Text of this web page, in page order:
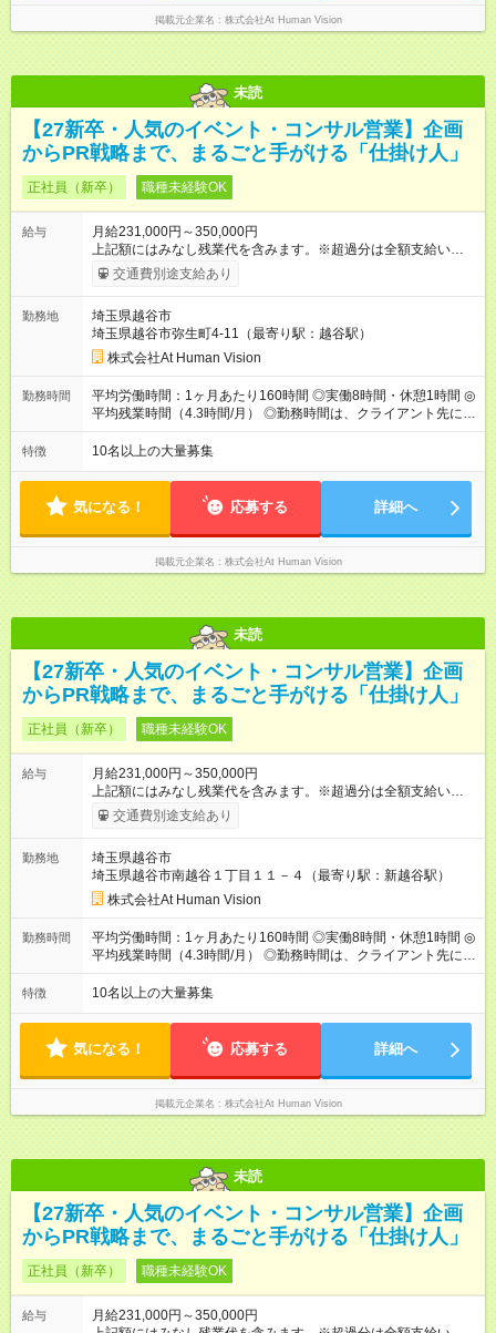
掲載元企業名 株式会社At Human Vision
未読
【27新卒・人気のイベント・コンサル営業】企画
からPR戦略まで、まるごと手がける「仕掛け人」
正社員（新卒） 職種未経験OK
給与
月給231,000円～350,000円
上記額にはみなし残業代を含みます。※超過分は全額支給いたし
ます。 みなし残業代 24,000円 ～ 37,000円／月 みなし残業時
間 15時間／月 【給与】 月給： 大卒・院卒 ：243，000
（固定残業代 24，000円） 賞与：年２回 （業績連動型） 昇
給：年２回（3月、9月) 試用期間：6ヶ月 ※上記額にはみなし残
業代（月15時間分）が含まれた 金額になります。超過分は追加
で全額支給。 【頑張りを給与・キャリアに還元します】 年に2
回⼈事評価があり等級が決まります。 等級に合わせた給与設定
のため、若い内からでも頑張り次第で給与アップが叶います。
（⽉給34～45万円）→課⻑（⽉給36～48万円）→部⻑（⽉給40
～58万円） 【試用期間】試用期間あり 試用期間の長さ：6ヶ月
※ 雇用形態と給与に、本採用時と異なる部分があります。 雇用
形態：本採用時と同じです。 給与：月給 211,000円 ～ 330,000
円 上記額にはみなし残業代を含みます。※超過分は全額支給い
たします。 みなし残業代 22,000円 ～ 34,000円／月 みなし残業
交通費別途支給あり
勤務地
埼玉県越谷市
埼玉県越谷市弥生町4-11（最寄り駅：越谷駅）
株式会社At Human Vision
勤務時間
平均労働時間：1ヶ月あたり160時間 ◎実働8時間・休憩1時間 ◎
平均残業時間（4.3時間/月） ◎勤務時間は、クライアント先に
より異なります。 ※＜シフト例＞ 10:00～19:00／11:00～
20:00 平均労働時間：1ヶ月あたり160時間 ◎実働8時間・休憩1
先に より異なります。 ※＜シフト例＞ 10:00～19:00／11:00
～20:00
特徴 10名以上の大量募集
気になる！ 応募する 詳細へ
掲載元企業名 株式会社At Human Vision
未読
【27新卒・人気のイベント・コンサル営業】企画
からPR戦略まで、まるごと手がける「仕掛け人」
正社員（新卒） 職種未経験OK
給与
月給231,000円～350,000円
上記額にはみなし残業代を含みます。※超過分は全額支給いたし
ます。 みなし残業代 24,000円 ～ 37,000円／月 みなし残業時
間 15時間／月 【給与】 月給： 大卒・院卒 ：243，000
（固定残業代 24，000円） 賞与：年２回 （業績連動型） 昇
給：年２回（3月、9月) 試用期間：6ヶ月 ※上記額にはみなし残
業代（月15時間分）が含まれた 金額になります。超過分は追加
で全額支給。 【頑張りを給与・キャリアに還元します】 年に2
回⼈事評価があり等級が決まります。 等級に合わせた給与設定
のため、若い内からでも頑張り次第で給与アップが叶います。
（⽉給34～45万円）→課⻑（⽉給36～48万円）→部⻑（⽉給40
～58万円） 【試用期間】試用期間あり 試用期間の長さ：6ヶ月
※ 雇用形態と給与に、本採用時と異なる部分があります。 雇用
形態：本採用時と同じです。 給与：月給 211,000円 ～ 330,000
円 上記額にはみなし残業代を含みます。※超過分は全額支給い
たします。 みなし残業代 22,000円 ～ 34,000円／月 みなし残業
交通費別途支給あり
勤務地
埼玉県越谷市
埼玉県越谷市南越谷１丁目１１－４（最寄り駅：新越谷駅）
株式会社At Human Vision
勤務時間
平均労働時間：1ヶ月あたり160時間 ◎実働8時間・休憩1時間 ◎
平均残業時間（4.3時間/月） ◎勤務時間は、クライアント先に
より異なります。 ※＜シフト例＞ 10:00～19:00／11:00～
20:00 平均労働時間：1ヶ月あたり160時間 ◎実働8時間・休憩1
先に より異なります。 ※＜シフト例＞ 10:00～19:00／11:00
～20:00
特徴 10名以上の大量募集
気になる！ 応募する 詳細へ
掲載元企業名 株式会社At Human Vision
未読
【27新卒・人気のイベント・コンサル営業】企画
からPR戦略まで、まるごと手がける「仕掛け人」
正社員（新卒） 職種未経験OK
給与
月給231,000円～350,000円